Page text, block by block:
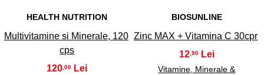
HEALTH NUTRITION
Multivitamine si Minerale, 120
cps
120,00
BIOSUNLINE
Zinc MAX + Vitamina C 30cpr
12,90
Vitamine, Minerale &